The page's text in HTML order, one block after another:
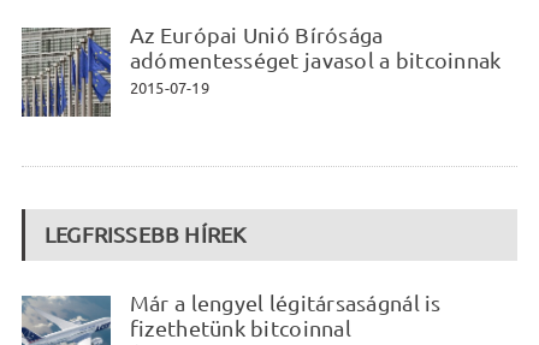
Az Európai Unió Bírósága
adómentességet javasol a bitcoinnak
2015-07-19
LEGFRISSEBB HÍREK
Már a lengyel légitársaságnál is
fizethetünk bitcoinnal